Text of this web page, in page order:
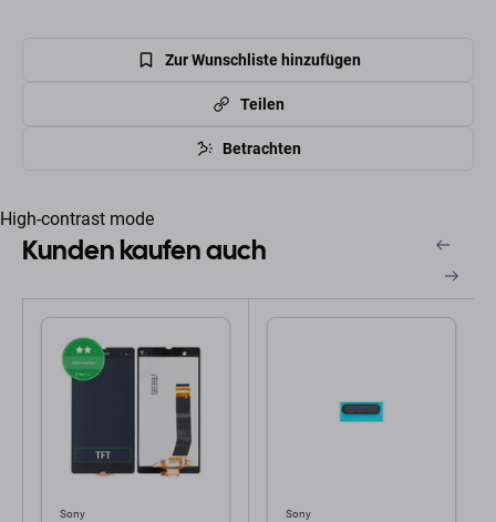
Zur Wunschliste hinzufügen
Teilen
Betrachten
High-contrast mode
Kunden kaufen auch
Sony Sony